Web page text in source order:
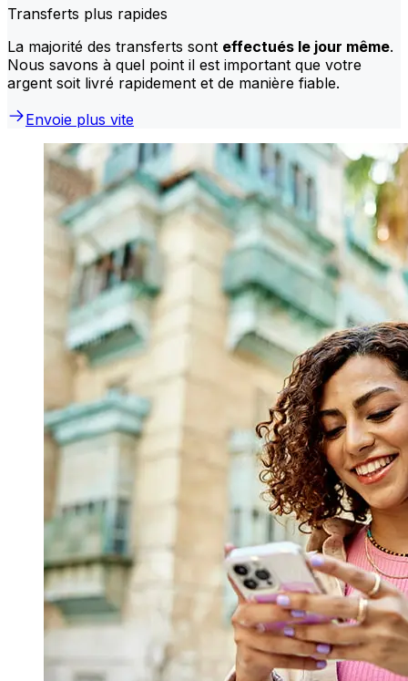
Transferts plus rapides
La majorité des transferts sont effectués le jour même.
Nous savons à quel point il est important que votre
argent soit livré rapidement et de manière fiable.
Envoie plus vite